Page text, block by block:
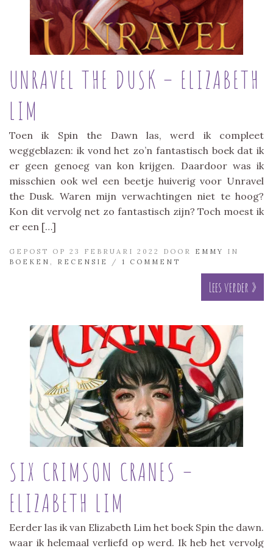
UNRAVEL THE DUSK – ELIZABETH
LIM
Toen ik Spin the Dawn las, werd ik compleet
weggeblazen: ik vond het zo’n fantastisch boek dat ik
er geen genoeg van kon krijgen. Daardoor was ik
misschien ook wel een beetje huiverig voor Unravel
the Dusk. Waren mijn verwachtingen niet te hoog?
Kon dit vervolg net zo fantastisch zijn? Toch moest ik
er een […]
GEPOST OP 23 FEBRUARI 2022 DOOR EMMY
IN
BOEKEN
RECENSIE / 1 COMMENT
Lees verder »
SIX CRIMSON CRANES –
ELIZABETH LIM
Eerder las ik van Elizabeth Lim het boek Spin the dawn.
waar ik helemaal verliefd op werd. Ik heb het vervolg